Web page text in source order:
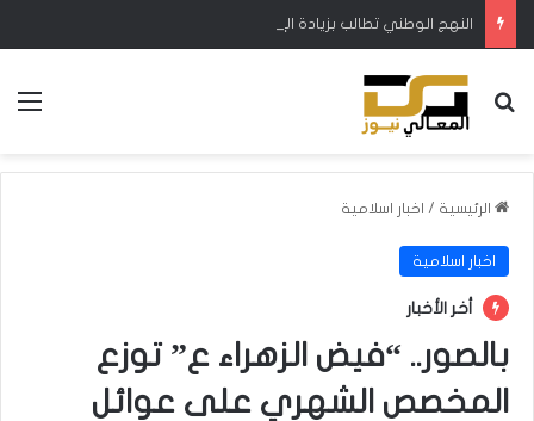
بحث عن
الرئيسية / اخبار اسلامية
اخبار اسلامية
أخر الأخبار
بالصور.. “فيض الزهراء ع” توزع
المخصص الشهري على عوائل